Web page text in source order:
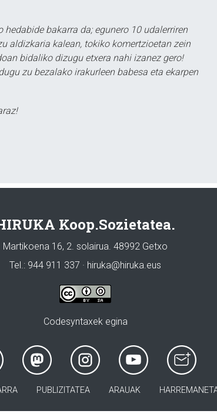
hedabide bakarra da; egunero 10 udalerriren
aldizkaria kalean, tokiko komertzioetan zein
bidaliko dizugu etxera nahi izanez gero!
zu bezalako irakurleen babesa eta ekarpen
Koop.Sozietatea.
Martikoena 16, 2. solairua. 48992 Getxo
Tel.: 944 911 337 · hiruka@hiruka.eus
Codesyntaxek egina
PUBLIZITATEA ARAUAK